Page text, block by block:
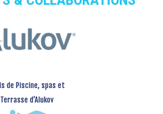
de Piscine, spas et
Terrasse d’Alukov